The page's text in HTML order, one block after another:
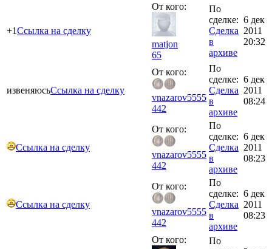
+1Ссылка на сделку
От кого:
matjon
65
По
сделке:
Сделка
в
архиве
6 дек
2011
20:32
извеняюсьСсылка на сделку
От кого:
vnazarov5555
442
По
сделке:
Сделка
в
архиве
6 дек
2011
08:24
Ссылка на сделку
От кого:
vnazarov5555
442
По
сделке:
Сделка
в
архиве
6 дек
2011
08:23
Ссылка на сделку
От кого:
vnazarov5555
442
По
сделке:
Сделка
в
архиве
6 дек
2011
08:23
От кого:
По